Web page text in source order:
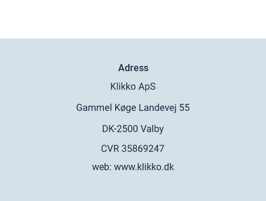
Adress
web: www.klikko.dk